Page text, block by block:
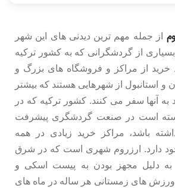
از جمله مهم ترین دیدنی های این شهر
از گردشگرانی که به کشور ترکیه
از مراکز و فروشگاه های بزرگ و
و استانبول از شهرهایی هستند که بیشتر
به آنها سفر می کنند. کشور ترکیه که در
است در صنعت گردشگری پیشرفت
باشد، مراکز خرید زیادی در همه
دارد. ارزروم شهری است که در شرق
به دلیل مجهز بودن به پیست اسکی و
ورزش های زمستانی هر ساله در ماه های